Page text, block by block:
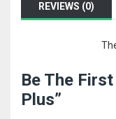
REVIEWS (0)
Be The
Plus”